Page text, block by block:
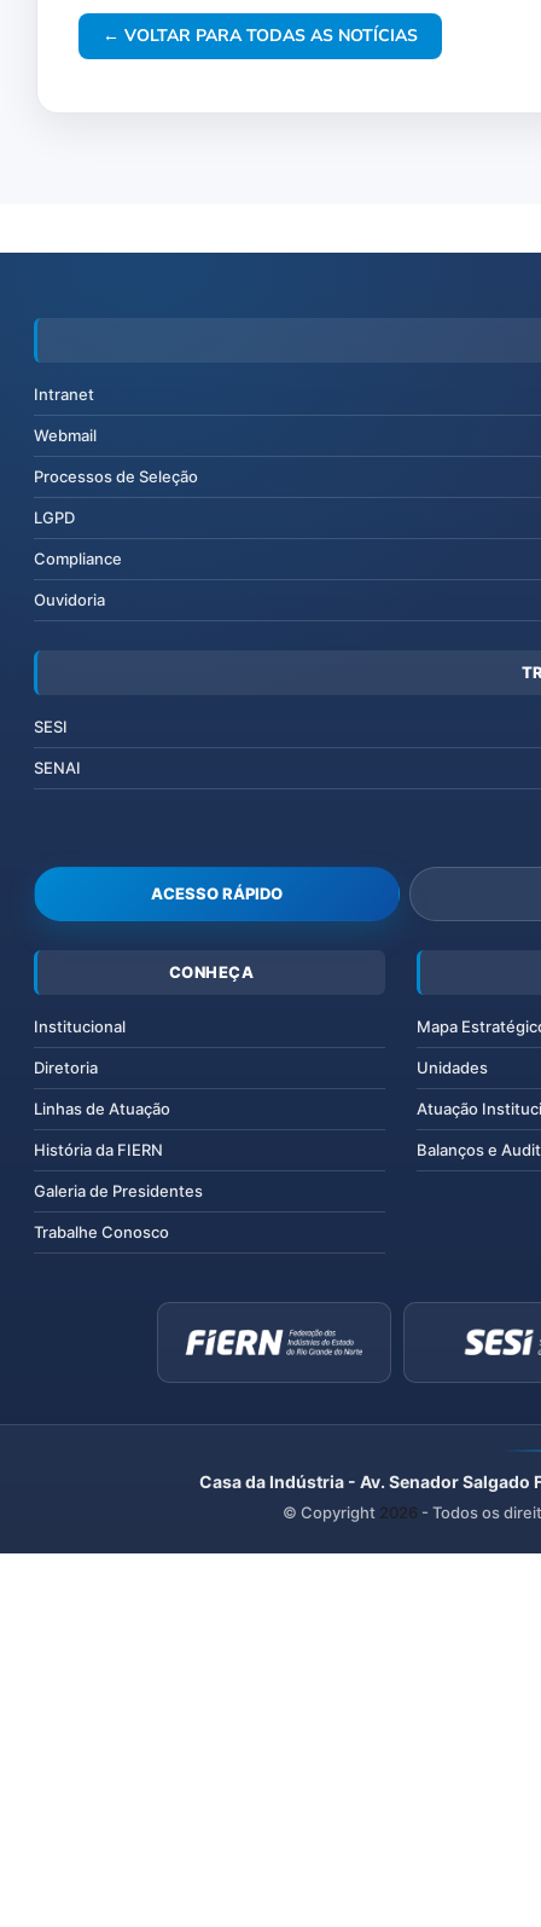
← VOLTAR PARA TODAS AS NOTÍCIAS
Intranet
Webmail
Processos de Seleção
LGPD
Compliance
Ouvidoria
SESI
SENAI
ACESSO RÁPIDO
CONHEÇA
Institucional
Diretoria
Linhas de Atuação
História da FIERN
Galeria de Presidentes
Trabalhe Conosco
Mapa
Unidades
Atuação
Balanços e
Casa da Indústria - Av. Senador
© Copyright 2026 - Todos os